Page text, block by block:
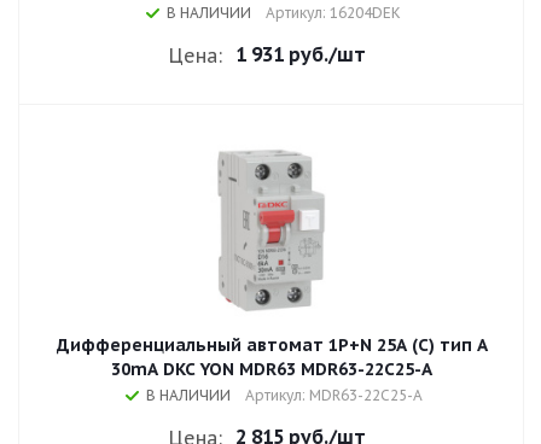
В НАЛИЧИИ Артикул: 16204DEK
Цена: 1 931 руб./шт
Дифференциальный автомат 1P+N 25A (C) тип A
30mA DKC YON MDR63 MDR63-22C25-A
В НАЛИЧИИ Артикул: MDR63-22C25-A
Цена: 2 815 руб./шт